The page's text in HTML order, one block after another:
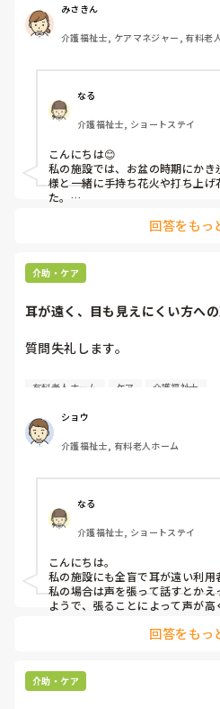
族が面会に来る…などでした。お
していることがあればぜひシェア
みさきん
介護福祉士, ケアマネジャー, 有料老
なる
介護福祉士, ショートステイ
こんにちは😊
私の施設では、お盆の時期にか
様と一緒に手持ち花火や打ち上
た。
利用者様にとっても良い経験にも
回答をもっ
介助・ケア
耳が遠く、目も見えにくい方へ
質問失礼します。
耳が遠く、目もあまり見えてい
現在、私は「大きな声で、ゆっ
う方法で対応しています。
聞き取れると安心していただけ
かり、痛めてしまうことがあり
みなさんの職場で、このような
ことや、喉に負担をかけずに意
があればぜひ教えていただきたい
よろしくお願いします。
有料老人ホーム ケア 介護福祉士
ショウ
介護福祉士, 有料老人ホーム
なる
介護福祉士, ショートステイ
こんにちは。
私の施設にも全盲で耳が遠い利用
私の場合は声を張って話すとか
ようで、張ることによって声が
回答をもっ
介助・ケア